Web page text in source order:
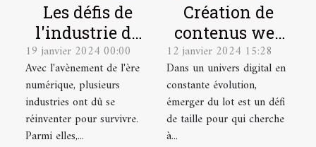
Les défis de
l'industrie de
l'imprimerie à
l'ère du
numérique
19 janvier 2024 00:00
Avec l'avènement de l'ère
numérique, plusieurs
industries ont dû se
réinventer pour survivre.
Parmi elles,...
Création de
contenus web
optimisés SEO
avec ChatGPT
pour
augmenter la
12 janvier 2024 15:28
Dans un univers digital en
constante évolution,
émerger du lot est un défi
de taille pour qui cherche
à...